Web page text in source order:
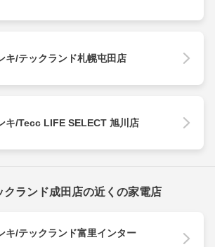
キ/テックランド札幌屯田店
キ/Tecc LIFE SELECT 旭川店
クランド成田店の近くの家電店
キ/テックランド富里インター